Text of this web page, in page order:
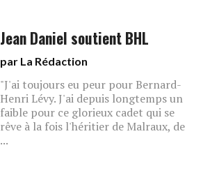
Jean Daniel soutient BHL
par La Rédaction
"J'ai toujours eu peur pour Bernard-
Henri Lévy. J'ai depuis longtemps un
faible pour ce glorieux cadet qui se
rêve à la fois l'héritier de Malraux, de
...